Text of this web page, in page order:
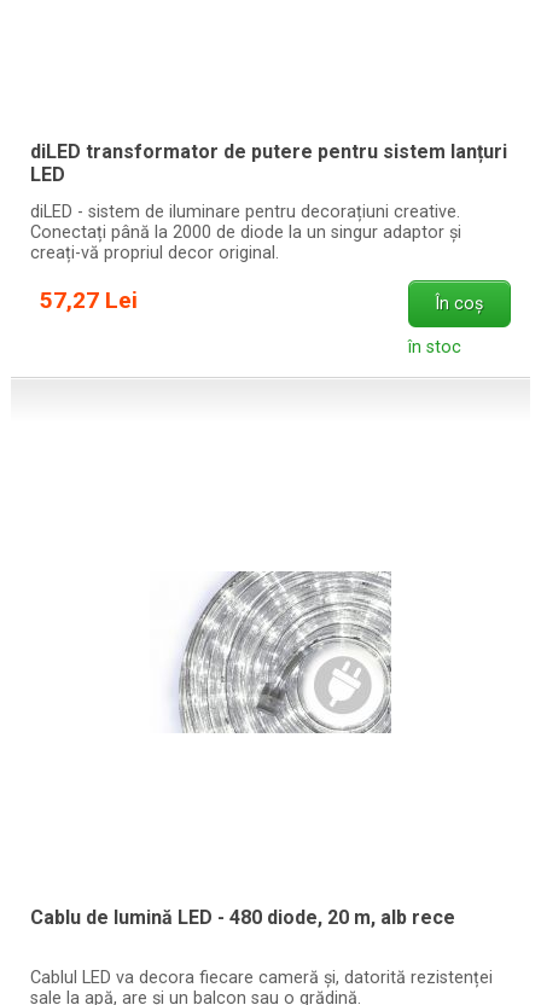
diLED transformator de putere pentru sistem lanțuri
LED
diLED - sistem de iluminare pentru decorațiuni creative.
Conectați până la 2000 de diode la un singur adaptor și
creați-vă propriul decor original.
57,27 Lei În coș
în stoc
Cablu de lumină LED - 480 diode, 20 m, alb rece
Cablul LED va decora fiecare cameră și, datorită rezistenței
sale la apă, are și un balcon sau o grădină.